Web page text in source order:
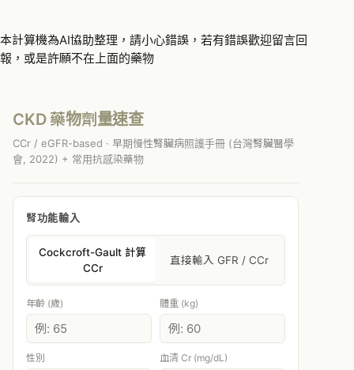
本計算機為AI協助整理，請小心錯誤，若有錯誤歡迎留言回
報，或是許願不在上面的藥物
CKD 藥物劑量速查
CCr / eGFR-based · 早期慢性腎臟病照護手冊 (台灣腎臟醫學
會, 2022) + 常用抗感染藥物
腎功能輸入
Cockcroft-Gault 計算
CCr
直接輸入 GFR / CCr
年齡 (歲) 體重 (kg)
性別 血清 Cr (mg/dL)